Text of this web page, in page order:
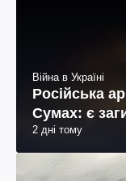
Війна в Україні
Російська
Сумах: є
2 дні тому